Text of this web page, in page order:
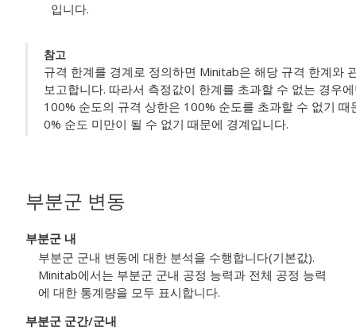
입니다.
참고
규격 한계를 경계로 정의하면 Minitab은 해당 규격 한계와
보고합니다. 따라서 측정값이 한계를 초과할 수 없는 경우
100% 순도의 규격 상한은 100% 순도를 초과할 수 없기
0% 순도 미만이 될 수 없기 때문에 경계입니다.
부분군 변동
부분군 내
부분군 군내 변동에 대한 분석을 수행합니다(기본값).
Minitab에서는 부분군 군내 공정 능력과 전체 공정 능력
에 대한 통계량을 모두 표시합니다.
부분군 군간/군내